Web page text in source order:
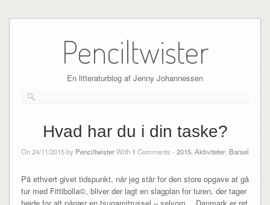
Penciltwister
En litteraturblog af Jenny Johannessen
Hvad har du i din taske?
On 24/11/2015 by PenciltwisterWith 1 Comments - 2015 Aktiviteter Barsel
På ethvert givet tidspunkt, når jeg står for den store opgave at gå
tur med Fittibolla©, bliver der lagt en slagplan for turen, der tager